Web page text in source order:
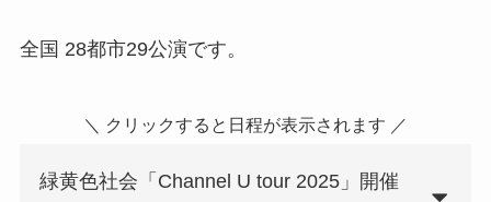
全国 28都市29公演です。
＼ クリックすると日程が表示されます ／
緑黄色社会「Channel U tour 2025」開催